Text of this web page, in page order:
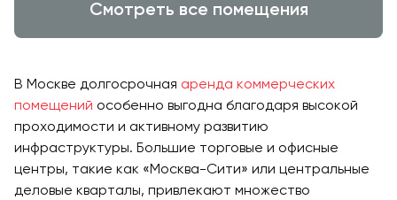
Смотреть все помещения
В Москве долгосрочная аренда коммерческих
помещений особенно выгодна благодаря высокой
проходимости и активному развитию
инфраструктуры. Большие торговые и офисные
центры, такие как «Москва-Сити» или центральные
деловые кварталы, привлекают множество